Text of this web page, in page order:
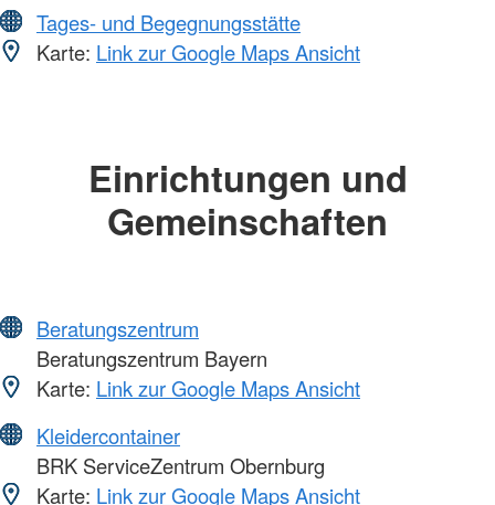
Tages- und Begegnungsstätte
Karte: Link zur Google Maps Ansicht
Einrichtungen und
Gemeinschaften
Beratungszentrum
Beratungszentrum Bayern
Karte: Link zur Google Maps Ansicht
Kleidercontainer
BRK ServiceZentrum Obernburg
Karte: Link zur Google Maps Ansicht